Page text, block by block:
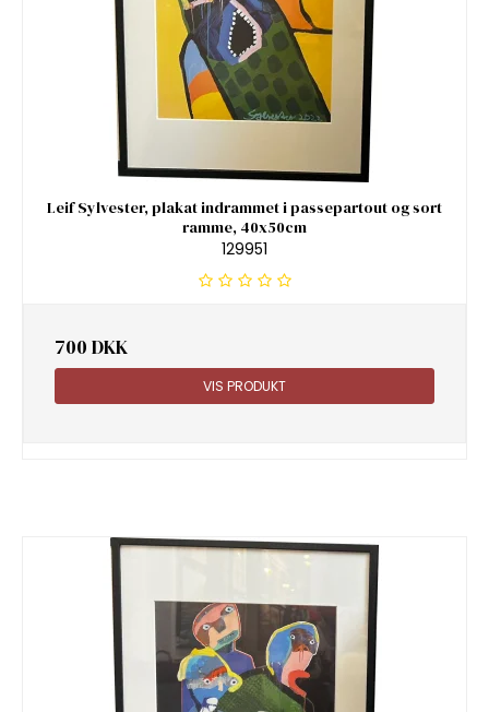
Leif Sylvester, plakat indrammet i passepartout og sort
ramme, 40x50cm
129951
700 DKK
VIS PRODUKT